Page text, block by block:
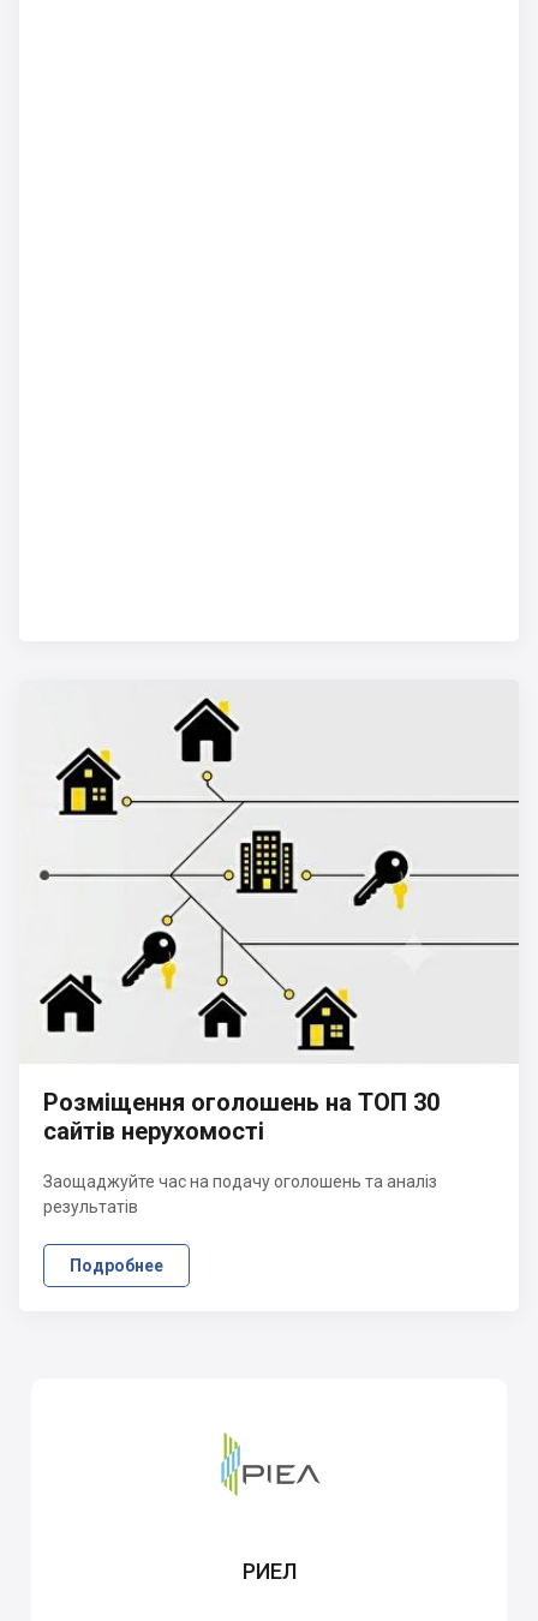
Розміщення оголошень на ТОП 30
сайтів нерухомості
Заощаджуйте час на подачу оголошень та аналіз
результатів
Подробнее
РИЕЛ